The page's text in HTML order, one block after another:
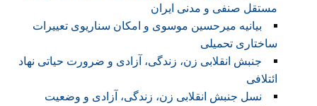
مستقل صنفی و مدنی ایران
بیانیه میرحسین موسوی و امکان سناریوی تعییرات
ساختاری تحمیلی
جنبش انقلابی زن، زندگی، آزادی و ضرورت حیاتی نهاد
ائتلافی
نسل جنبش انقلابی زن، زندگی، آزادی و وضعیت